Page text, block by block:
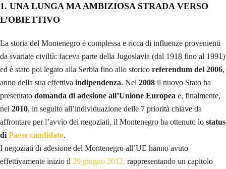
1. UNA LUNGA MA AMBIZIOSA STRADA VERSO
L’OBIETTIVO
La storia del Montenegro è complessa e ricca di influenze provenienti
da svariate civiltà: faceva parte della Jugoslavia (dal 1918 fino al 1991)
ed è stato poi legato alla Serbia fino allo storico referendum del 2006,
anno della sua effettiva indipendenza. Nel 2008 il nuovo Stato ha
presentato domanda di adesione all’Unione Europea e, finalmente,
nel 2010, in seguito all’individuazione delle 7 priorità chiave da
affrontare per l’avvio dei negoziati, il Montenegro ha ottenuto lo status
di Paese candidato.
I negoziati di adesione del Montenegro all’UE hanno avuto
effettivamente inizio il 29 giugno 2012, rappresentando un capitolo